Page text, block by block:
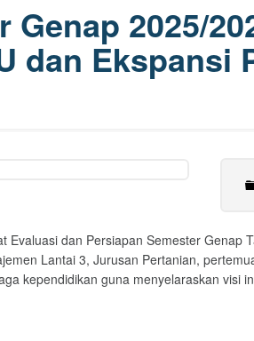
2025/
dan Ekspansi
Evaluasi dan Persiapan Semester Genap
Lantai 3, Jurusan Pertanian,
kependidikan guna menyelaraskan visi